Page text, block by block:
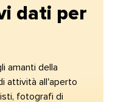
dati per
amanti della
attività all'aperto
fotografi di